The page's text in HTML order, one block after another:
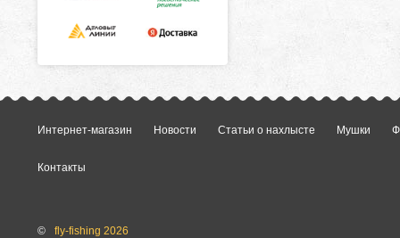
Интернет-магазин Новости Статьи о нахлысте Мушки
Контакты
©
fly-fishing 2026